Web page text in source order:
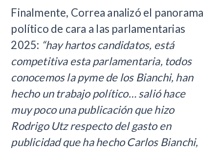
Finalmente, Correa analizó el panorama
político de cara a las parlamentarias
2025: “hay hartos candidatos, está
competitiva esta parlamentaria, todos
conocemos la pyme de los Bianchi, han
hecho un trabajo político… salió hace
muy poco una publicación que hizo
Rodrigo Utz respecto del gasto en
publicidad que ha hecho Carlos Bianchi,